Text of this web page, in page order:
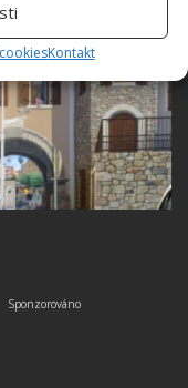
Kontakt